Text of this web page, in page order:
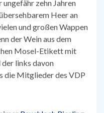
zehn Jahren
Heer an
und großen Wappen
der Wein aus dem
Mosel-Etikett mit
links davon
die Mitglieder des VDP